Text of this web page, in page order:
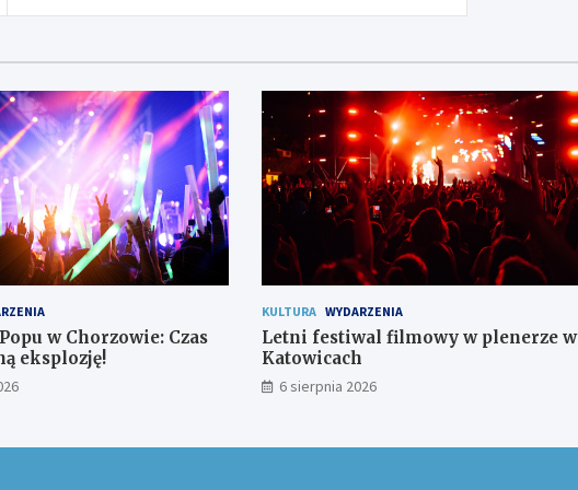
w Chorzowie: Czas
eksplozję!
KULTURA WYDARZENIA
Letni festiwal filmowy w plenerze w
Katowicach
6 sierpnia 2026